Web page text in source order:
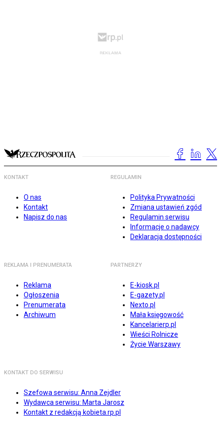
KONTAKT
O nas
Kontakt
Napisz do nas
REGULAMIN
Polityka Prywatności
Zmiana ustawień zgód
Regulamin serwisu
Informacje o nadawcy
Deklaracja dostępności
REKLAMA I PRENUMERATA
Reklama
Ogłoszenia
Prenumerata
Archiwum
PARTNERZY
E-kiosk.pl
E-gazety.pl
Nexto.pl
Mała księgowość
Kancelarierp.pl
Wieści Rolnicze
Życie Warszawy
KONTAKT DO SERWISU
Szefowa serwisu: Anna Zejdler
Wydawca serwisu: Marta Jarosz
Kontakt z redakcją kobieta.rp.pl